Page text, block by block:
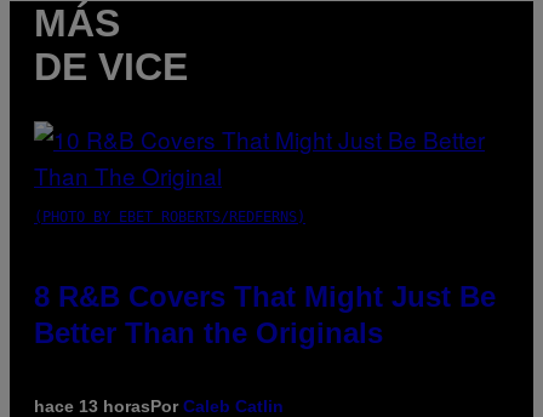
MÁS
DE VICE
(PHOTO BY EBET ROBERTS/REDFERNS)
8 R&B Covers That Might Just Be
Better Than the Originals
hace 13 horasPorCaleb Catlin